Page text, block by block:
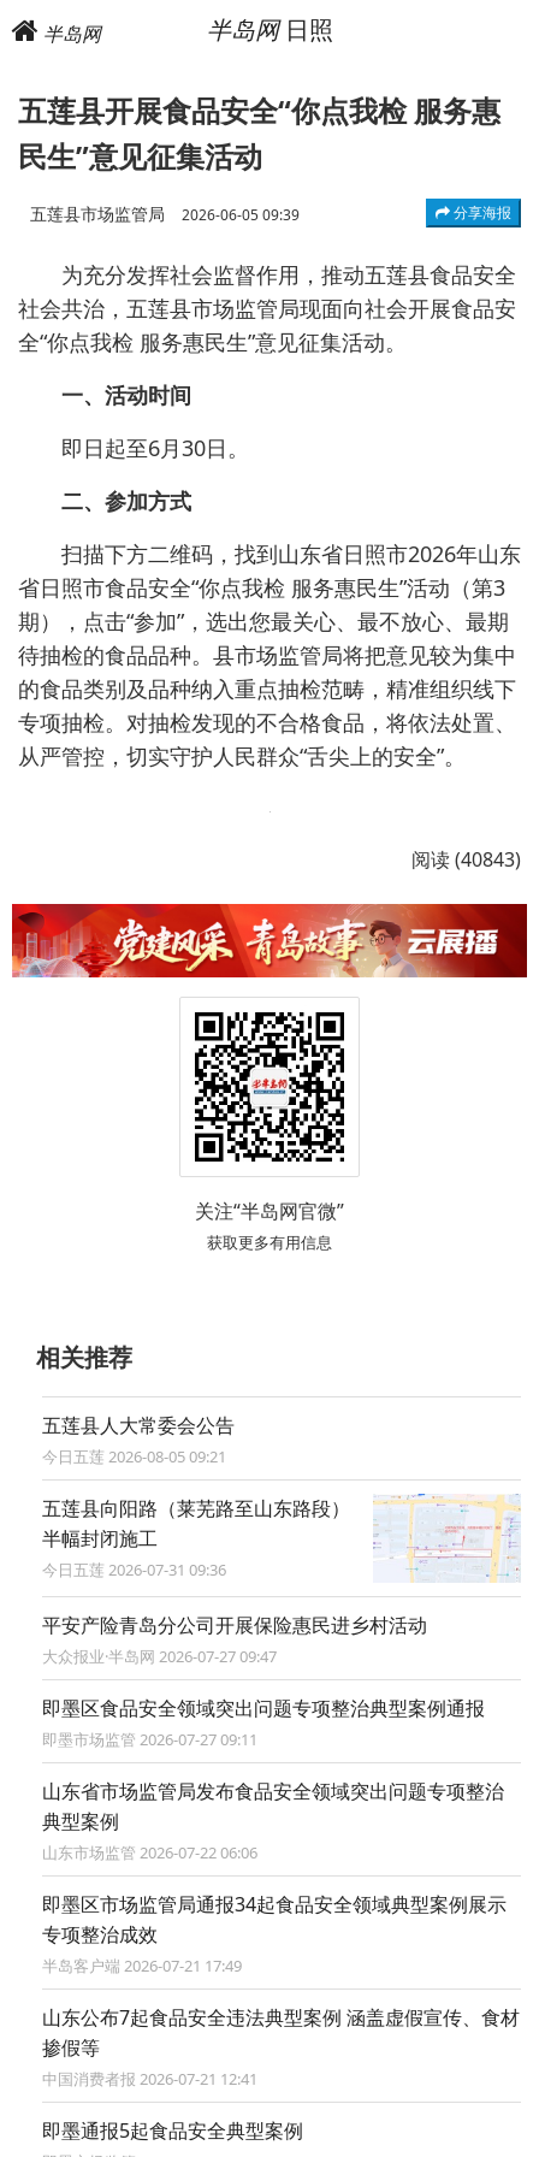
半岛网 半岛网日照
五莲县开展食品安全“你点我检 服务惠
民生”意见征集活动
五莲县市场监管局 2026-06-05 09:39 分享海报
为充分发挥社会监督作用，推动五莲县食品安全
社会共治，五莲县市场监管局现面向社会开展食品安
全“你点我检 服务惠民生”意见征集活动。
一、活动时间
即日起至6月30日。
二、参加方式
扫描下方二维码，找到山东省日照市2026年山东
省日照市食品安全“你点我检 服务惠民生”活动（第3
期），点击“参加”，选出您最关心、最不放心、最期
待抽检的食品品种。县市场监管局将把意见较为集中
的食品类别及品种纳入重点抽检范畴，精准组织线下
专项抽检。对抽检发现的不合格食品，将依法处置、
从严管控，切实守护人民群众“舌尖上的安全”。
阅读 (40843)
关注“半岛网官微”
获取更多有用信息
相关推荐
五莲县人大常委会公告
今日五莲 2026-08-05 09:21
五莲县向阳路（莱芜路至山东路段）
半幅封闭施工
今日五莲 2026-07-31 09:36
平安产险青岛分公司开展保险惠民进乡村活动
大众报业·半岛网 2026-07-27 09:47
即墨区食品安全领域突出问题专项整治典型案例通报
即墨市场监管 2026-07-27 09:11
山东省市场监管局发布食品安全领域突出问题专项整治
典型案例
山东市场监管 2026-07-22 06:06
即墨区市场监管局通报34起食品安全领域典型案例展示
专项整治成效
半岛客户端 2026-07-21 17:49
山东公布7起食品安全违法典型案例 涵盖虚假宣传、食材
掺假等
中国消费者报 2026-07-21 12:41
即墨通报5起食品安全典型案例